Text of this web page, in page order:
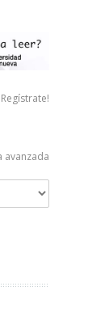
Regístrate!
avanzada